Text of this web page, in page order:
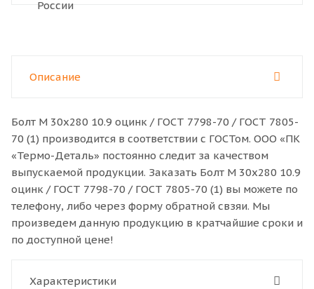
Описание
Болт M 30x280 10.9 оцинк / ГОСТ 7798-70 / ГОСТ 7805-
70 (1) производится в соответствии с ГОСТом. ООО «ПК
«Термо-Деталь» постоянно следит за качеством
выпускаемой продукции. Заказать Болт M 30x280 10.9
оцинк / ГОСТ 7798-70 / ГОСТ 7805-70 (1) вы можете по
телефону, либо через форму обратной свзяи. Мы
произведем данную продукцию в кратчайшие сроки и
по доступной цене!
Характеристики